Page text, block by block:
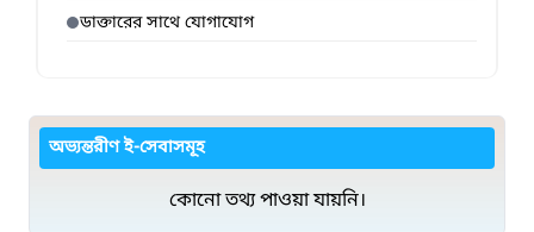
ডাক্তারের সাথে যোগাযোগ
অভ্যন্তরীণ ই-সেবাসমূহ
কোনো তথ্য পাওয়া যায়নি।